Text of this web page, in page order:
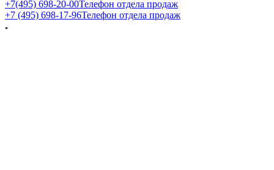
+7(495) 698-20-00Телефон отдела продаж
+7 (495) 698-17-96Телефон отдела продаж